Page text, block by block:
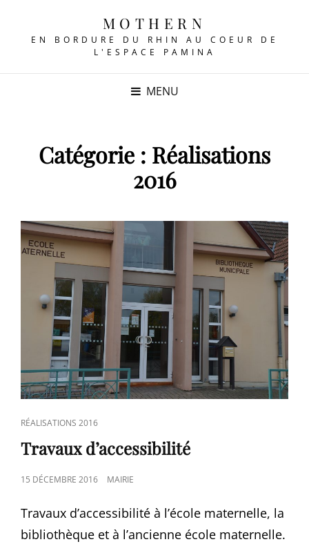
MOTHERN
EN BORDURE DU RHIN AU COEUR DE
L'ESPACE PAMINA
MENU
Catégorie : Réalisations
2016
CAT
LINKS
RÉALISATIONS 2016
Travaux d’accessibilité
POSTED
15 DÉCEMBRE 2016 MAIRIE
Travaux d’accessibilité à l’école maternelle, la
bibliothèque et à l’ancienne école maternelle.